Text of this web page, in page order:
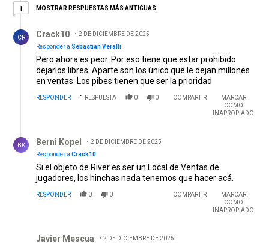
11 respuesta más antiguas
MOSTRAR RESPUESTAS MÁS ANTIGUAS
CR Crack10
2 DE DICIEMBRE DE 2025
Responder a Sebastián Veralli
Pero ahora es peor. Por eso tiene que estar prohibido
dejarlos libres. Aparte son los único que le dejan millones
en ventas. Los pibes tienen que ser la prioridad
RESPONDER 1 RESPUESTA 0 0 COMPARTIR
MARCAR
COMO
INAPROPIADO
BK Berni Kopel
2 DE DICIEMBRE DE 2025
Responder a Crack10
Si el objeto de River es ser un Local de Ventas de
jugadores, los hinchas nada tenemos que hacer acá.
RESPONDER 0 0 COMPARTIR
MARCAR
COMO
INAPROPIADO
Javier Mescua 2 DE DICIEMBRE DE 2025